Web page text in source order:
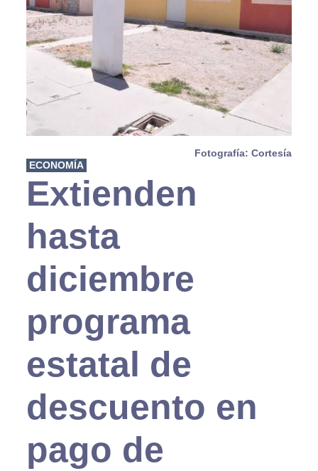
Fotografía: Cortesía
ECONOMÍA
Extienden
hasta
diciembre
programa
estatal de
descuento en
pago de